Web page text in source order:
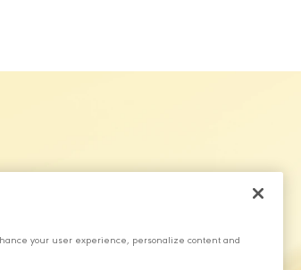
your user experience, personalize content and